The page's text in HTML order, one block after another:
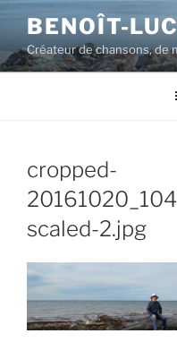
contenu
principal
BENOÎT-
Créateur de chansons, de
cropped-
scaled-2.jpg